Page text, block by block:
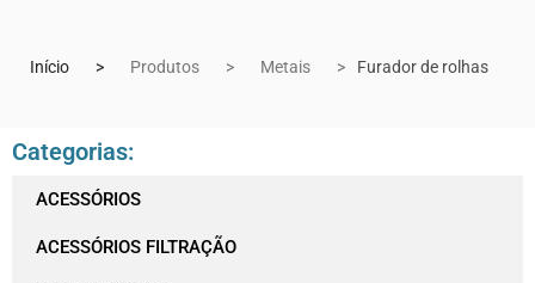
Início Produtos Metais Furador de rolhas
Categorias:
ACESSÓRIOS
ACESSÓRIOS FILTRAÇÃO